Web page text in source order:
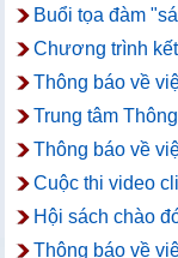
Buổi tọa đàm
Chương trình
Thông báo về
Trung tâm
Thông báo về
Cuộc thi video
Hội sách chào
Thông báo về